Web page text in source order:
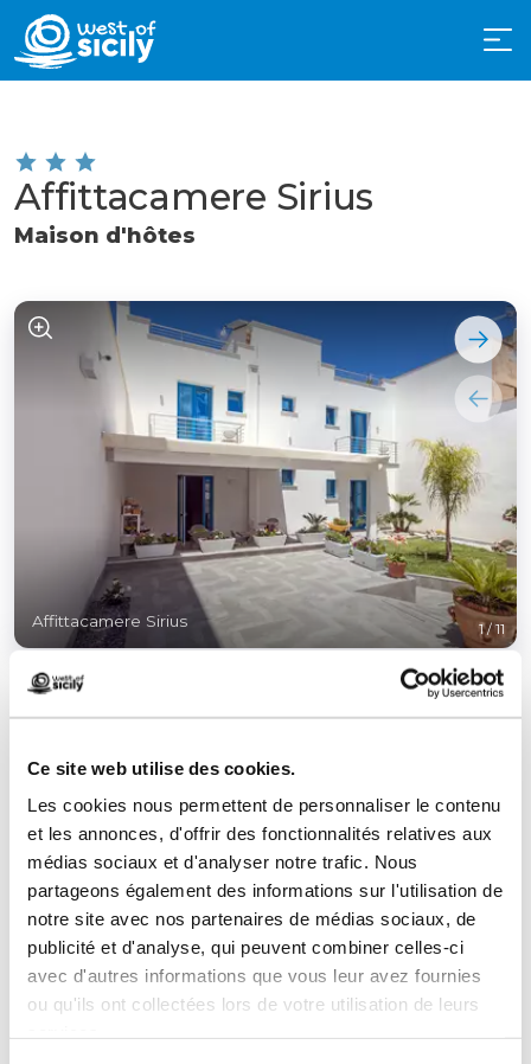
Ce site web utilise des cookies.
Les cookies nous permettent de personnaliser le contenu
et les annonces, d'offrir des fonctionnalités relatives aux
médias sociaux et d'analyser notre trafic. Nous
partageons également des informations sur l'utilisation de
notre site avec nos partenaires de médias sociaux, de
publicité et d'analyse, qui peuvent combiner celles-ci
avec d'autres informations que vous leur avez fournies
ou qu'ils ont collectées lors de votre utilisation de leurs
Contacts:
Affittacamere Sirius
Via Piano Di Sopra n°35
Téléphone+39 3471553475
E-mailinfo@siriussanvito.it
Réservez maintenant
LBL_CIN_CDEIT081020B466RE3J7Z
Affittacamere Sirius
Maison d'hôtes
Affittacamere Sirius 1/11